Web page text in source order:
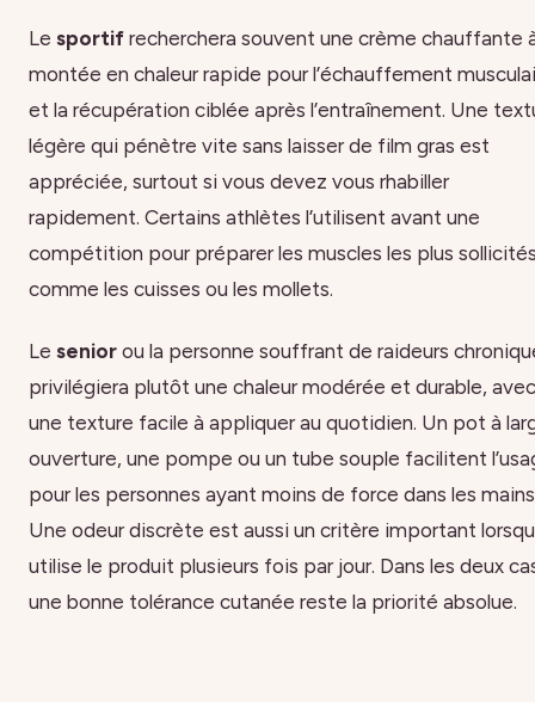
Le sportif recherchera souvent une crème chauffante
montée en chaleur rapide pour l’échauffement
et la récupération ciblée après l’entraînement. Une
légère qui pénètre vite sans laisser de film gras est
appréciée, surtout si vous devez vous rhabiller
rapidement. Certains athlètes l’utilisent avant une
compétition pour préparer les muscles les plus
comme les cuisses ou les mollets.
Le senior ou la personne souffrant de raideurs
privilégiera plutôt une chaleur modérée et durable, avec
une texture facile à appliquer au quotidien. Un pot à
ouverture, une pompe ou un tube souple facilitent
pour les personnes ayant moins de force dans les
Une odeur discrète est aussi un critère important
utilise le produit plusieurs fois par jour. Dans les deux
une bonne tolérance cutanée reste la priorité absolue.